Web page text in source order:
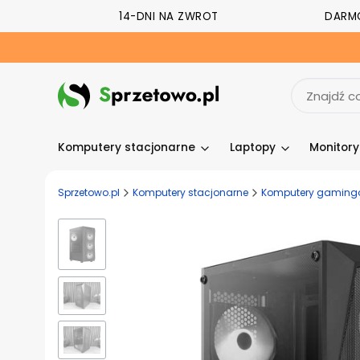
14-DNI NA ZWROT
Komputery stacjonarne Laptopy
Sprzetowo.pl Komputery stacjonarne Komputery